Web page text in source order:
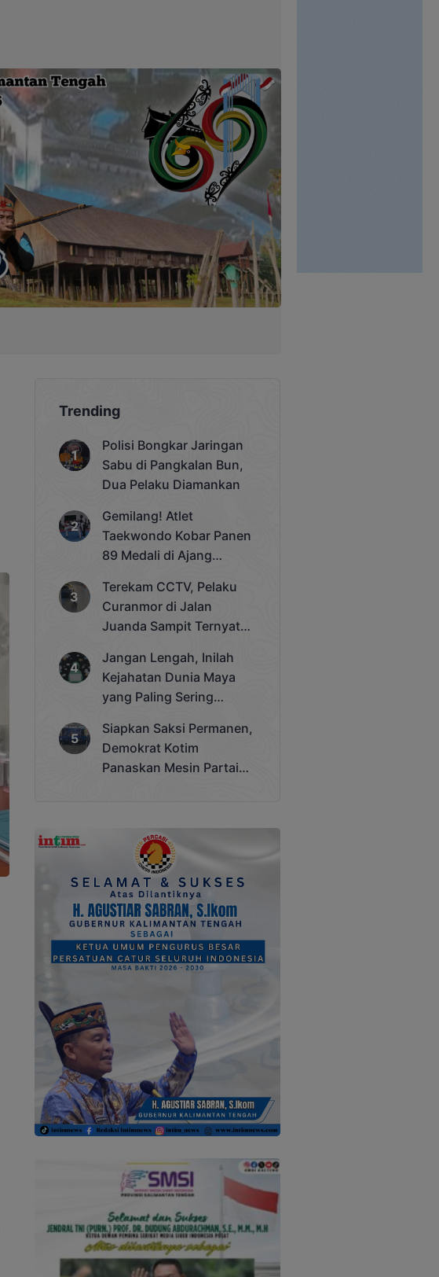
Trending
Polisi Bongkar Jaringan
Sabu di Pangkalan Bun,
Dua Pelaku Diamankan
Gemilang! Atlet
Taekwondo Kobar Panen
89 Medali di Ajang
Cup 2025
Terekam CCTV, Pelaku
Curanmor di Jalan
Juanda Sampit Ternyata
Jangan Lengah, Inilah
Kejahatan Dunia Maya
yang Paling Sering
Siapkan Saksi Permanen,
Demokrat Kotim
Panaskan Mesin Partai